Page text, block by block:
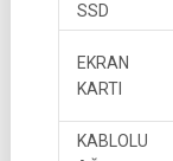
SSD
EKRAN
KARTI
KABLOLU